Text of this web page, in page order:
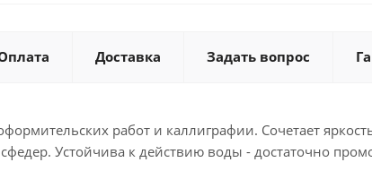
Доставка Задать вопрос
работ и каллиграфии. Сочетает
Устойчива к действию воды - достаточно